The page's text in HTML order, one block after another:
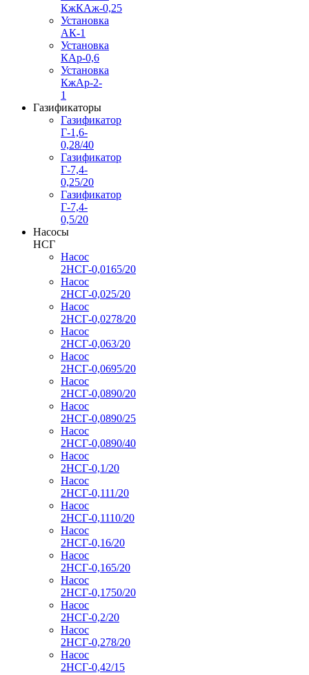
КжКАж-0,25
Установка
АК-1
Установка
КАр-0,6
Установка
КжАр-2-
1
Газификаторы
Газификатор
Г-1,6-
0,28/40
Газификатор
Г-7,4-
0,25/20
Газификатор
Г-7,4-
0,5/20
Насосы
НСГ
Насос
2НСГ-0,0165/20
Насос
2НСГ-0,025/20
Насос
2НСГ-0,0278/20
Насос
2НСГ-0,063/20
Насос
2НСГ-0,0695/20
Насос
2НСГ-0,0890/20
Насос
2НСГ-0,0890/25
Насос
2НСГ-0,0890/40
Насос
2НСГ-0,1/20
Насос
2НСГ-0,111/20
Насос
2НСГ-0,1110/20
Насос
2НСГ-0,16/20
Насос
2НСГ-0,165/20
Насос
2НСГ-0,1750/20
Насос
2НСГ-0,2/20
Насос
2НСГ-0,278/20
Насос
2НСГ-0,42/15